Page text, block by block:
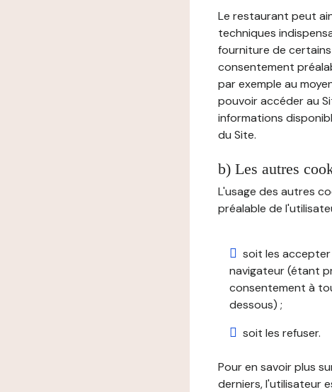
Le restaurant peut
techniques
fourniture de
consentement
par exemple au
pouvoir accéder au
informations
du Site.
b) Les autres
L'usage des autres
préalable de
soit les
navigateur (étant
consentement à
dessous) ;
soit les refuser.
Pour en savoir plus
derniers, l'utilisateur